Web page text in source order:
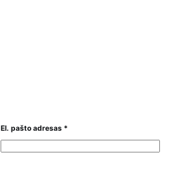
El. pašto adresas *